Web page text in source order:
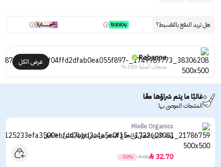
هل تريد الدفع بالتقسيط؟
Rabanne
منتجات أصلية 100%
عرض الكل
غالبًا ما يتم شراؤها معًا
المنتجات الموصى بها
Mielle Organics
زيت اكليل الجبل والنعناع للشعر من ميلي اورجانيكس - 59مل
32.70

80

-59%